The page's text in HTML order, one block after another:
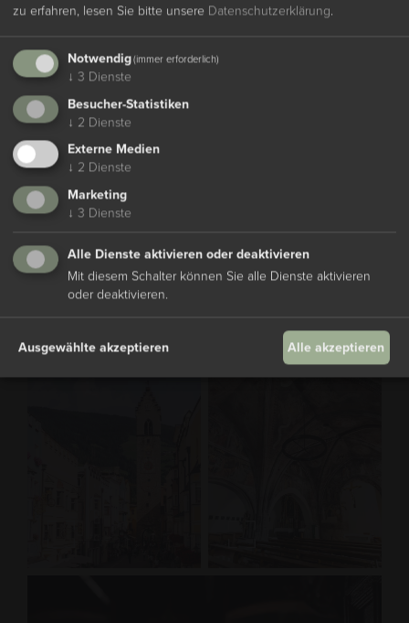
zu erfahren, lesen Sie bitte unsere Datenschutzerklärung.
Notwendig(immer erforderlich)
↓ 3 Dienste
Besucher-Statistiken
↓ 2 Dienste
Externe Medien
↓ 2 Dienste
Marketing
↓ 3 Dienste
Alle Dienste aktivieren oder deaktivieren
Mit diesem Schalter können Sie alle Dienste aktivieren
oder deaktivieren.
Ausgewählte akzeptieren Alle akzeptieren
Gutschein schenken
Verschenken Sie pure Entspannung und Genuss mit
unseren Gutscheinen zum Beispiel für einen
oder einexquisites Dinner
Schenken Sie unvergessliche Momente.
Zur Gutscheinwelt